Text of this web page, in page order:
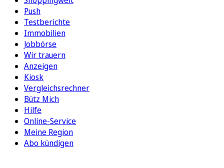
Push
Testberichte
Immobilien
Jobbörse
Wir trauern
Anzeigen
Kiosk
Vergleichsrechner
Bütz Mich
Hilfe
Online-Service
Meine Region
Abo kündigen